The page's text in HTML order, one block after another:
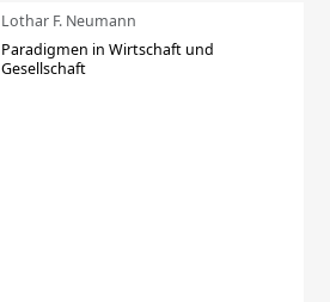
Lothar F. Neumann
Paradigmen in Wirtschaft und
Gesellschaft